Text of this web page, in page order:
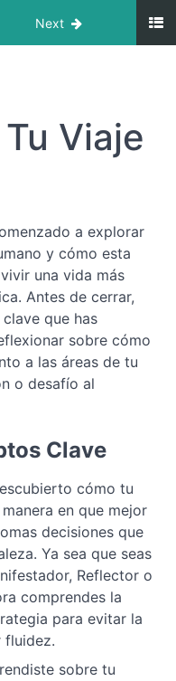
tu Esencia:
Next
Viaje
a explorar
y cómo esta
una vida más
Antes de cerrar,
que has
sobre cómo
a las áreas de tu
o desafío al
Clave
cómo tu
en que mejor
decisiones que
Ya sea que seas
Reflector o
comprendes la
para evitar la
fluidez.
sobre tu